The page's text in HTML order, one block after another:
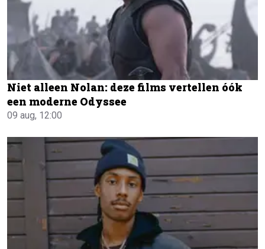
Niet alleen Nolan: deze films vertellen óók
een moderne Odyssee
09 aug, 12:00